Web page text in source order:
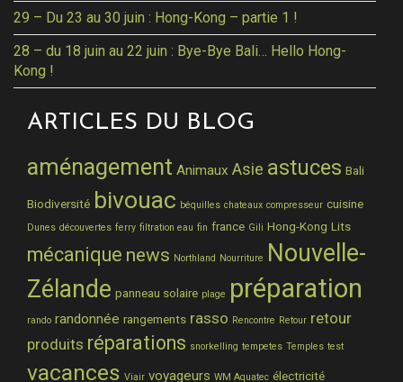
29 – Du 23 au 30 juin : Hong-Kong – partie 1 !
28 – du 18 juin au 22 juin : Bye-Bye Bali… Hello Hong-
Kong !
ARTICLES DU BLOG
aménagement Animaux Asie astuces Bali
Biodiversité bivouac béquilles chateaux compresseur cuisine
Dunes découvertes ferry filtration eau fin france Gili Hong-Kong Lits
mécanique news Northland Nourriture Nouvelle-
Zélande panneau solaire plage préparation
rando randonnée rangements rasso Rencontre Retour retour
produits réparations snorkelling tempetes Temples test
vacances Viair voyageurs WM Aquatec électricité